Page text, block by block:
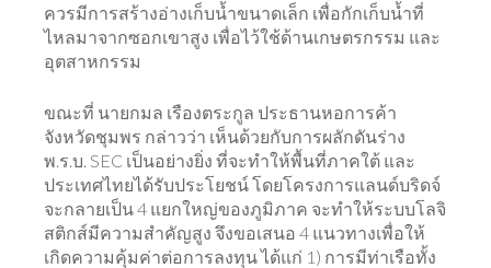
ควรมีการสร้างอ่างเก็บน้ำขนาดเล็ก เพื่อกักเก็บน้ำที่
ไหลมาจากซอกเขาสูง เพื่อไว้ใช้ด้านเกษตรกรรม และ
อุตสาหกรรม
ขณะที่ นายกมล เรืองตระกูล ประธานหอการค้า
จังหวัดชุมพร กล่าวว่า เห็นด้วยกับการผลักดันร่าง
พ.ร.บ. SEC เป็นอย่างยิ่ง ที่จะทำให้พื้นที่ภาคใต้ และ
ประเทศไทยได้รับประโยชน์ โดยโครงการแลนด์บริดจ์
จะกลายเป็น 4 แยกใหญ่ของภูมิภาค จะทำให้ระบบโลจิ
สติกส์มีความสำคัญสูง จึงขอเสนอ 4 แนวทางเพื่อให้
เกิดความคุ้มค่าต่อการลงทุน ได้แก่ 1) การมีท่าเรือทั้ง